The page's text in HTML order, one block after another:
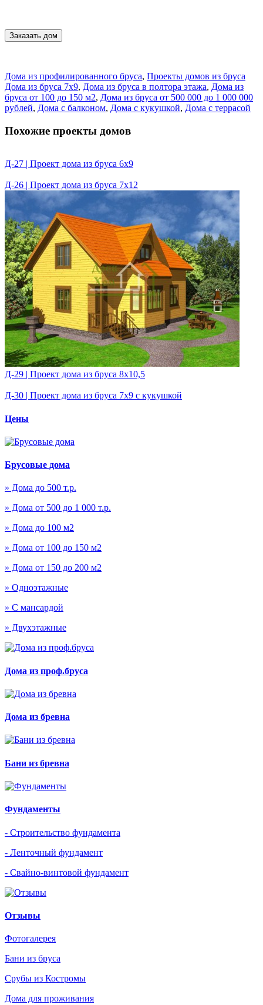
Заказать дом
Дома из профилированного бруса, Проекты домов из бруса
Дома из бруса 7х9, Дома из бруса в полтора этажа, Дома из
бруса от 100 до 150 м2, Дома из бруса от 500 000 до 1 000 000
рублей, Дома с балконом, Дома с кукушкой, Дома с террасой
Похожие проекты домов
Д-27 | Проект дома из бруса 6х9
Д-26 | Проект дома из бруса 7х12
Д-29 | Проект дома из бруса 8х10,5
Д-30 | Проект дома из бруса 7х9 с кукушкой
Цены
Брусовые дома
» Дома до 500 т.р.
» Дома от 500 до 1 000 т.р.
» Дома до 100 м2
» Дома от 100 до 150 м2
» Дома от 150 до 200 м2
» Одноэтажные
» С мансардой
» Двухэтажные
Дома из проф.бруса
Дома из бревна
Бани из бревна
Фундаменты
- Строительство фундамента
- Ленточный фундамент
- Свайно-винтовой фундамент
Отзывы
Фотогалерея
Бани из бруса
Срубы из Костромы
Дома для проживания